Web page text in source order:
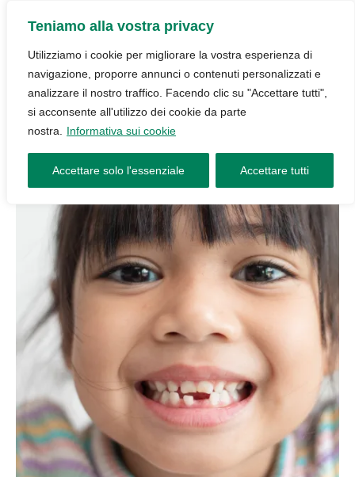
Teniamo alla vostra privacy
Utilizziamo i cookie per migliorare la vostra esperienza di
navigazione, proporre annunci o contenuti personalizzati e
analizzare il nostro traffico. Facendo clic su "Accettare tutti",
si acconsente all'utilizzo dei cookie da parte
nostra.
Informativa sui cookie
Accettare solo l'essenziale Accettare tutti